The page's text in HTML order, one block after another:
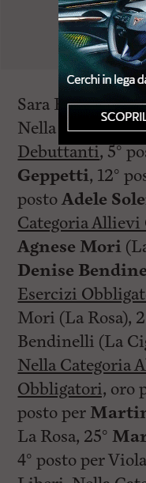
Sara Russo.
Nella Categoria
Debuttanti, 5°
Geppetti, 12°
postoAdele
Categoria
Agnese Mori
Denise
Esercizi
Mori (La Rosa),
Bendinelli (La
Nella Categoria
Obbligatori, oro
posto per
La Rosa, 25°
4° posto per